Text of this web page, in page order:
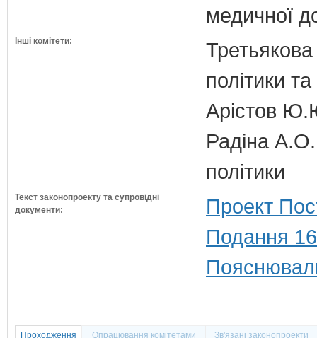
медичної
Інші комітети:
політики
Арістов
Радіна А.О.
політики
Текст законопроекту та супровідні
документи:
Проект
Подання
Проходження Опрацювання комітетами Зв'язані законопроекти